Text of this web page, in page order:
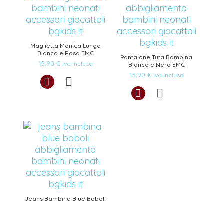
Maglietta Manica Lunga
Bianco e Rosa EMC
15,90 € iva inclusa
Pantalone Tuta Bambina
Bianco e Nero EMC
15,90 € iva inclusa
Jeans Bambina Blue Boboli